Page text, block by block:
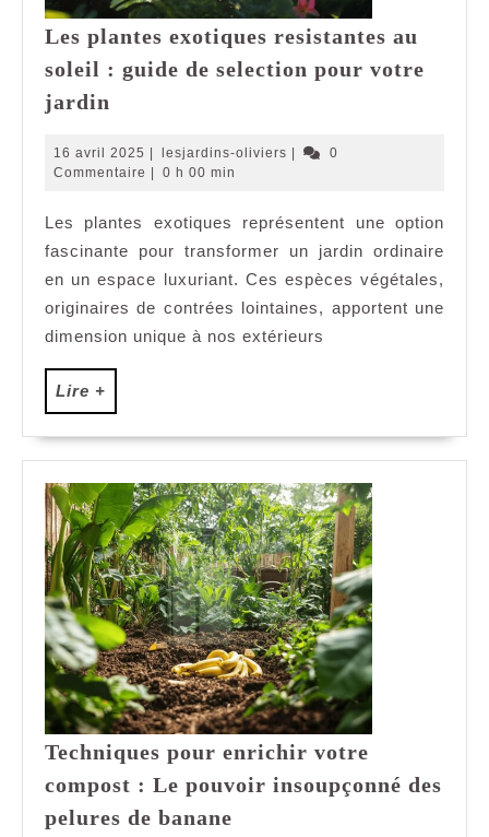
Les plantes exotiques resistantes au
soleil : guide de selection pour votre
jardin
exotiques
resistantes
soleil
:
guide
de
selection
jardin
16 avril 2025 16
avril
lesjardins-oliviers lesjardins-
0
Commentaire
0 h 00 min
Les plantes exotiques représentent une option
fascinante pour transformer un jardin ordinaire
en un espace luxuriant. Ces espèces végétales,
originaires de contrées lointaines, apportent une
dimension unique à nos extérieurs
Lire +
+
Techniques pour enrichir votre
compost : Le pouvoir insoupçonné des
pelures de banane